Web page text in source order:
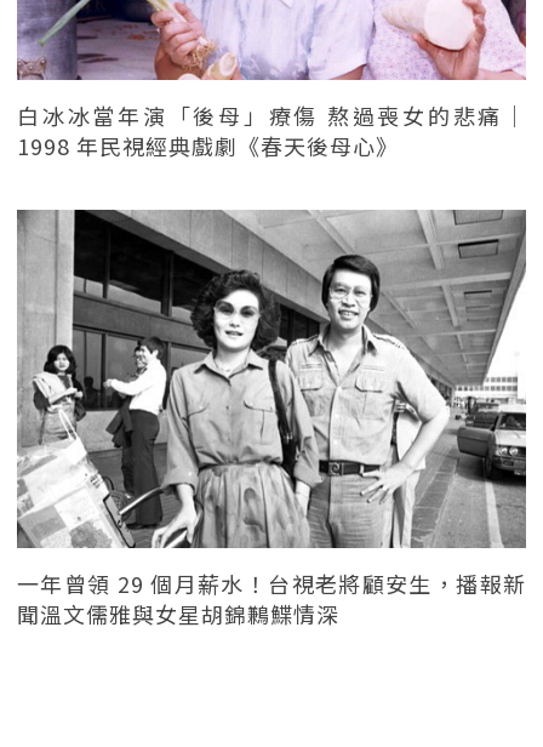
白冰冰當年演「後母」療傷 熬過喪女的悲痛｜
1998 年民視經典戲劇《春天後母心》
一年曾領 29 個月薪水！台視老將顧安生，播報新
聞溫文儒雅與女星胡錦鶼鰈情深